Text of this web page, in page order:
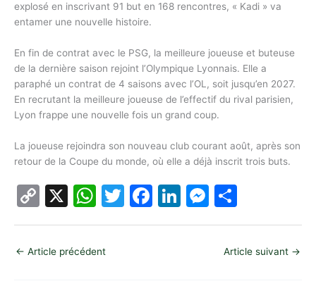
explosé en inscrivant 91 but en 168 rencontres, « Kadi » va
entamer une nouvelle histoire.
En fin de contrat avec le PSG, la meilleure joueuse et buteuse
de la dernière saison rejoint l’Olympique Lyonnais. Elle a
paraphé un contrat de 4 saisons avec l’OL, soit jusqu’en 2027.
En recrutant la meilleure joueuse de l’effectif du rival parisien,
Lyon frappe une nouvelle fois un grand coup.
La joueuse rejoindra son nouveau club courant août, après son
retour de la Coupe du monde, où elle a déjà inscrit trois buts.
C
o
p
y
X
W
h
s
T
w
F
a
Li
n
M
e ar
ta
g
← Article précédent Article suivant →